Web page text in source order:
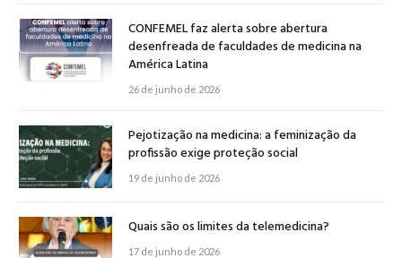
CONFEMEL faz alerta sobre abertura
desenfreada de faculdades de medicina na
América Latina
26 de junho de 2026
Pejotização na medicina: a feminização da
profissão exige proteção social
19 de junho de 2026
Quais são os limites da telemedicina?
17 de junho de 2026